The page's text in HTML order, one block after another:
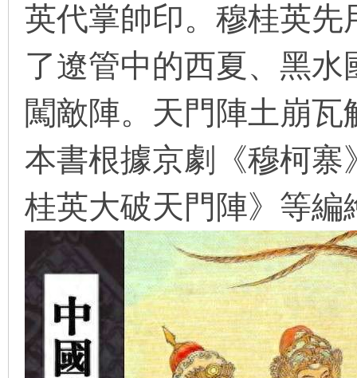
英代掌帥印。穆桂英
了遼管中的西夏、黑
闖敵陣。天門陣土崩
本書根據京劇《穆柯
桂英大破天門陣》等編